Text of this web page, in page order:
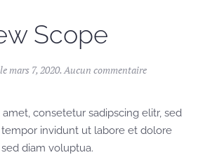
Scope
mars 7, 2020.Aucun commentairesur
consetetur sadipscing elitr, sed
invidunt ut labore et dolore
diam voluptua.